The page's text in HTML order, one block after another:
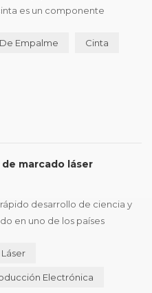
es un componente
de daño, afectará la
y presenta sugerencias
Empalme Cinta
marcado láser
desarrollo de ciencia y
en uno de los países
de desarrollo ,, pero
de máquina de
Electrónica